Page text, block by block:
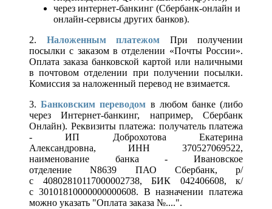
через интернет-банкинг (Сбербанк-онлайн и
онлайн-сервисы других банков).
2. Наложенным платежом При получении
посылки с заказом в отделении «Почты России».
Оплата заказа банковской картой или наличными
в почтовом отделении при получении посылки.
Комиссия за наложенный перевод не взимается.
3.Банковским переводом в любом банке (либо
через Интернет-банкинг, например, Сбербанк
Онлайн). Реквизиты платежа: получатель платежа
- ИП Доброхотова Екатерина
Александровна, ИНН 370527069522,
наименование банка - Ивановское
отделение N8639 ПАО Сбербанк, р/
с 40802810117000002738, БИК 042406608, к/
с 30101810000000000608. В назначении платежа
можно указать "Оплата заказа №....".